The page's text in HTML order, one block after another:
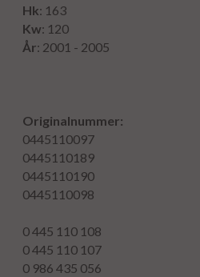
Hk: 163
Kw: 120
År: 2001 - 2005
Originalnummer:
0445110097
0445110189
0445110190
0445110098
0 445 110 108
0 445 110 107
0 986 435 056